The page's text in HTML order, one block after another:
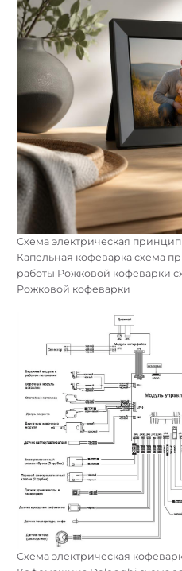
Схема электрическая
Капельная кофеварка схема
работы Рожковой кофеварки
Рожковой кофеварки
Схема электрическая